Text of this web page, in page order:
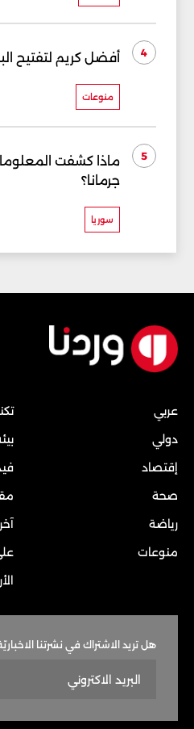
4 أفضل كريم لتفتيح
منوعات
5
ماذا كشفت
جرمانا؟
سوريا
عربي
دولي
إقتصاد
صحة
رياضة
منوعات
هل تريد الاشتراك في نشرتنا